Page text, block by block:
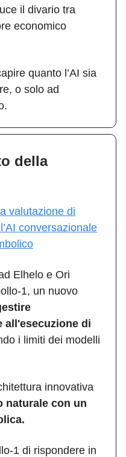
il divario tra
economico
quanto l’AI sia
o solo ad
della
valutazione di
conversazionale
Elhelo e Ori
1, un nuovo
all'esecuzione di
i limiti dei modelli
innovativa
naturale con un
1 di rispondere in